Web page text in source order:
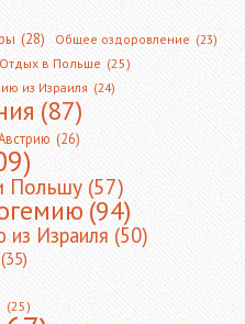
(28) Общее оздоровление (23)
Отдых в Польше (25)
из Израиля (24)
(87)
(26)
Польшу (57)
(94)
из Израиля (50)
(35)
(25)